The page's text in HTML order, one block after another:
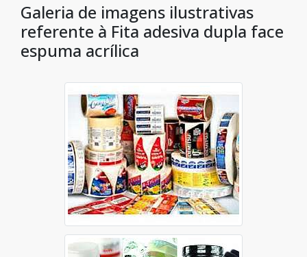
Galeria de imagens ilustrativas
referente à Fita adesiva dupla face
espuma acrílica